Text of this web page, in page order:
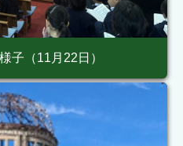
子（11月22日）